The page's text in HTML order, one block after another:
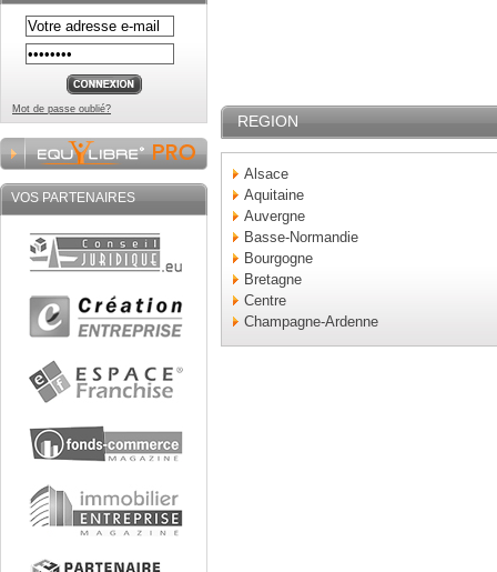
Mot de passe oublié?
VOS PARTENAIRES
REGION
Alsace
Aquitaine
Auvergne
Basse-Normandie
Bourgogne
Bretagne
Centre
Champagne-Ardenne